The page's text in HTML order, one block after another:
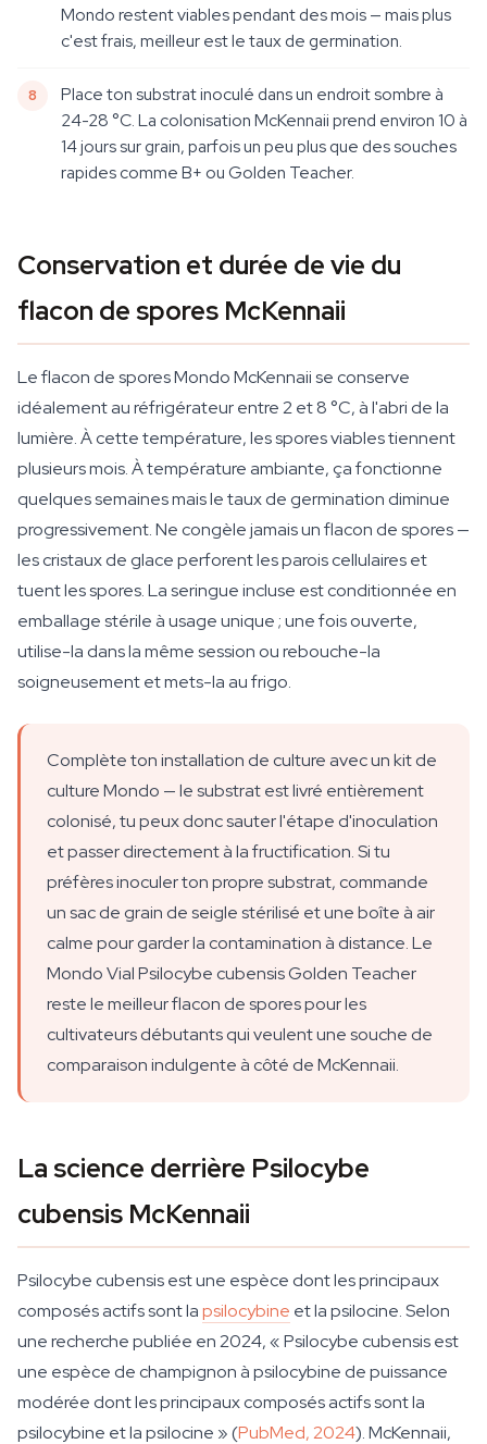
Mondo restent viables pendant des mois — mais plus
c'est frais, meilleur est le taux de germination.
Place ton substrat inoculé dans un endroit sombre à
24-28 °C. La colonisation McKennaii prend environ 10 à
14 jours sur grain, parfois un peu plus que des souches
rapides comme B+ ou Golden Teacher.
Conservation et durée de vie du
flacon de spores McKennaii
Le flacon de spores Mondo McKennaii se conserve
idéalement au réfrigérateur entre 2 et 8 °C, à l'abri de la
lumière. À cette température, les spores viables tiennent
plusieurs mois. À température ambiante, ça fonctionne
quelques semaines mais le taux de germination diminue
progressivement. Ne congèle jamais un flacon de spores —
les cristaux de glace perforent les parois cellulaires et
tuent les spores. La seringue incluse est conditionnée en
emballage stérile à usage unique ; une fois ouverte,
utilise-la dans la même session ou rebouche-la
soigneusement et mets-la au frigo.
Complète ton installation de culture avec un kit de
culture Mondo — le substrat est livré entièrement
colonisé, tu peux donc sauter l'étape d'inoculation
et passer directement à la fructification. Si tu
préfères inoculer ton propre substrat, commande
un sac de grain de seigle stérilisé et une boîte à air
calme pour garder la contamination à distance. Le
Mondo Vial Psilocybe cubensis Golden Teacher
reste le meilleur flacon de spores pour les
cultivateurs débutants qui veulent une souche de
comparaison indulgente à côté de McKennaii.
La science derrière Psilocybe
cubensis McKennaii
Psilocybe cubensis est une espèce dont les principaux
composés actifs sont lapsilocybine et la psilocine. Selon
une recherche publiée en 2024, « Psilocybe cubensis est
une espèce de champignon à psilocybine de puissance
modérée dont les principaux composés actifs sont la
psilocybine et la psilocine » (PubMed, 2024). McKennaii,